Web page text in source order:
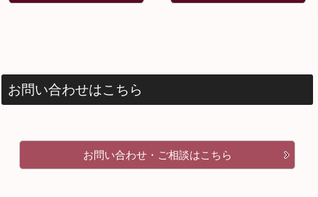
お問い合わせはこちら
お問い合わせ・ご相談はこちら